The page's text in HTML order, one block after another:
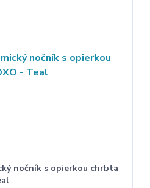
nočník s opierkou chrbta